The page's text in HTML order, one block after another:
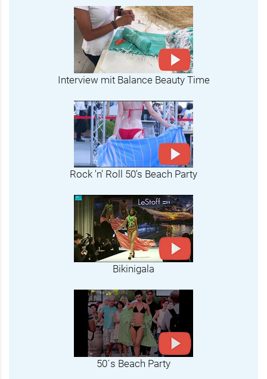
Interview mit Balance Beauty Time
Rock 'n' Roll 50's Beach Party
Bikinigala
50´s Beach Party